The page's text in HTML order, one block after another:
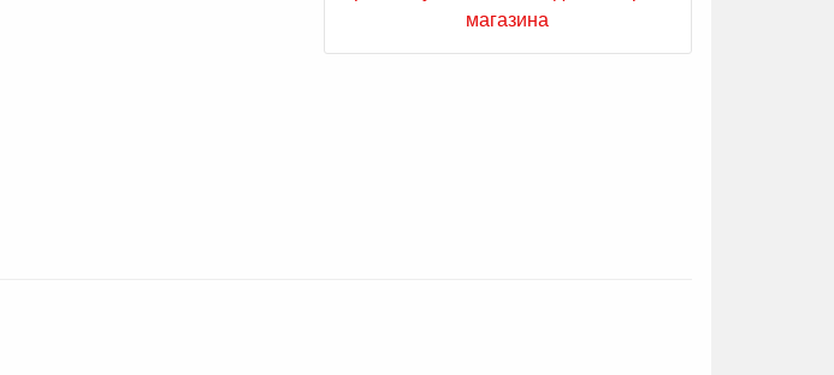
магазина